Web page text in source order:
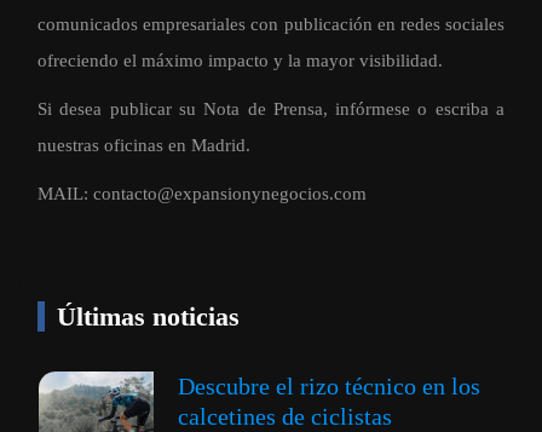
comunicados empresariales con publicación en redes sociales
ofreciendo el máximo impacto y la mayor visibilidad.
Si desea publicar su Nota de Prensa, infórmese o escriba a
nuestras oficinas en Madrid.
MAIL: contacto@expansionynegocios.com
Últimas noticias
Descubre el rizo técnico en los
calcetines de ciclistas